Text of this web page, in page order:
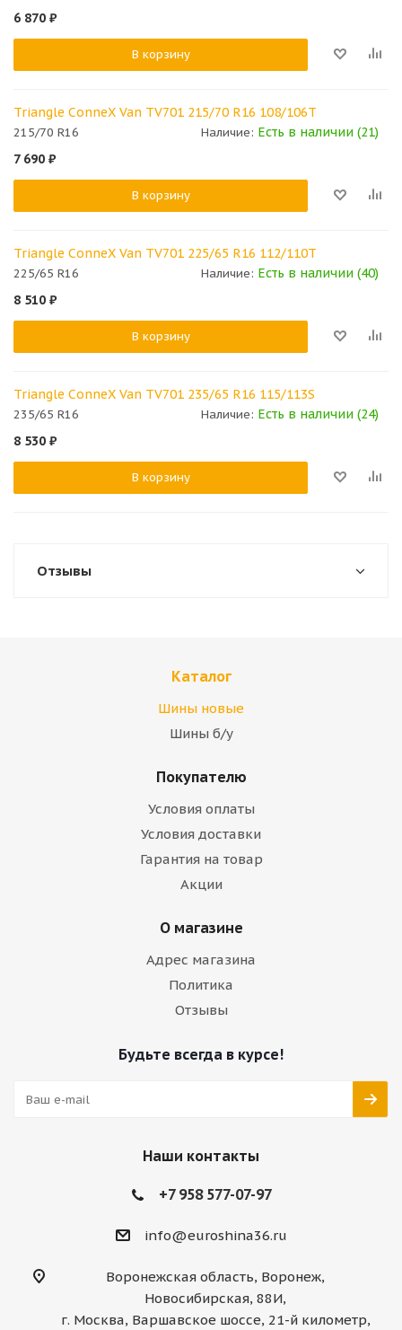
6 870 ₽
В корзину
Triangle ConneX Van TV701 215/70 R16 108/106T
215/70 R16 Наличие: Есть в наличии (21)
7 690 ₽
В корзину
Triangle ConneX Van TV701 225/65 R16 112/110T
225/65 R16 Наличие: Есть в наличии (40)
8 510 ₽
В корзину
Triangle ConneX Van TV701 235/65 R16 115/113S
235/65 R16 Наличие: Есть в наличии (24)
8 530 ₽
В корзину
Отзывы
Каталог
Шины новые
Шины б/у
Покупателю
Условия оплаты
Условия доставки
Гарантия на товар
Акции
О магазине
Адрес магазина
Политика
Отзывы
Будьте всегда в курсе!
Наши контакты
+7 958 577-07-97
info@euroshina36.ru
Воронежская область, Воронеж,
Новосибирская, 88И,
г. Москва, Варшавское шоссе, 21-й километр,